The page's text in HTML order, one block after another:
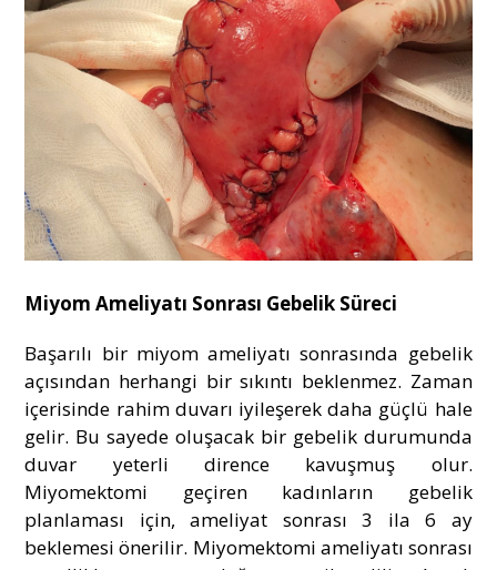
Miyom Ameliyatı Sonrası Gebelik Süreci
Başarılı bir miyom ameliyatı sonrasında gebelik
açısından herhangi bir sıkıntı beklenmez. Zaman
içerisinde rahim duvarı iyileşerek daha güçlü hale
gelir. Bu sayede oluşacak bir gebelik durumunda
duvar yeterli dirence kavuşmuş olur.
Miyomektomi geçiren kadınların gebelik
planlaması için, ameliyat sonrası 3 ila 6 ay
beklemesi önerilir. Miyomektomi ameliyatı sonrası